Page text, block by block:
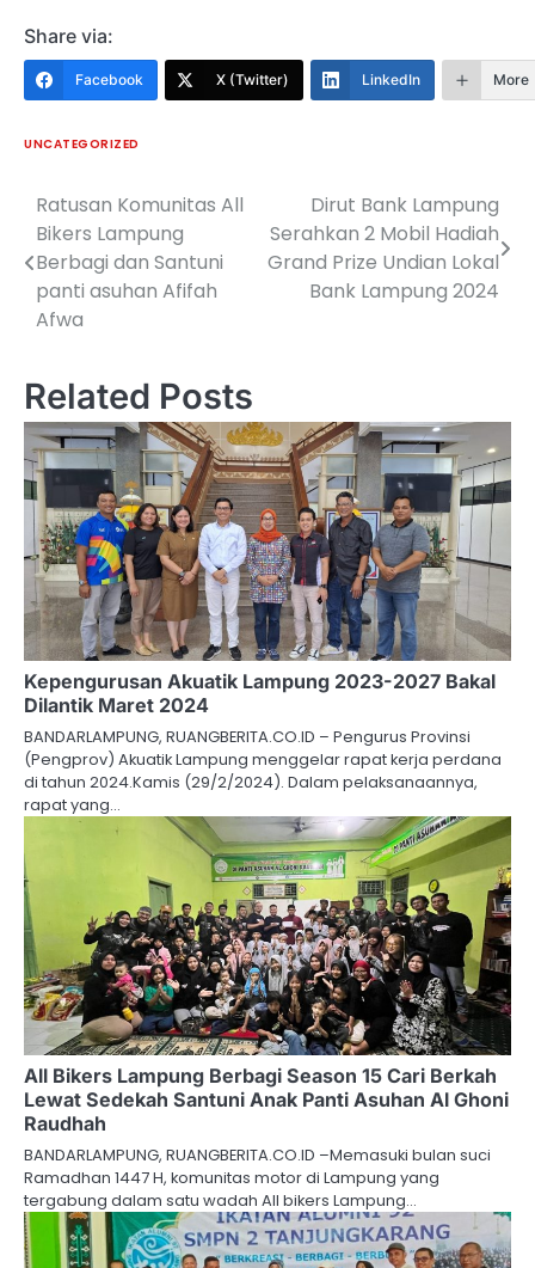
Share via:
Facebook X (Twitter) LinkedIn More
UNCATEGORIZED
Navigasi
pos
Ratusan Komunitas All
Bikers Lampung
Berbagi dan Santuni
panti asuhan Afifah
Afwa
Dirut Bank Lampung
Serahkan 2 Mobil Hadiah
Grand Prize Undian Lokal
Bank Lampung 2024
Related Posts
Kepengurusan Akuatik Lampung 2023-2027 Bakal
Dilantik Maret 2024
BANDARLAMPUNG, RUANGBERITA.CO.ID – Pengurus Provinsi
(Pengprov) Akuatik Lampung menggelar rapat kerja perdana
di tahun 2024.Kamis (29/2/2024). Dalam pelaksanaannya,
rapat yang…
All Bikers Lampung Berbagi Season 15 Cari Berkah
Lewat Sedekah Santuni Anak Panti Asuhan Al Ghoni
Raudhah
BANDARLAMPUNG, RUANGBERITA.CO.ID –Memasuki bulan suci
Ramadhan 1447 H, komunitas motor di Lampung yang
tergabung dalam satu wadah All bikers Lampung…